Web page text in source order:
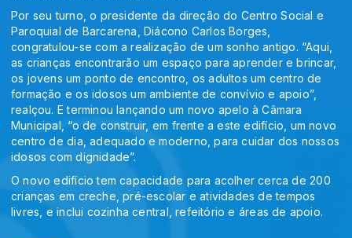
Por seu turno, o presidente da direção do Centro Social e
Paroquial de Barcarena, Diácono Carlos Borges,
congratulou-se com a realização de um sonho antigo. “Aqui,
as crianças encontrarão um espaço para aprender e brincar,
os jovens um ponto de encontro, os adultos um centro de
formação e os idosos um ambiente de convívio e apoio”,
realçou. E terminou lançando um novo apelo à Câmara
Municipal, “o de construir, em frente a este edifício, um novo
centro de dia, adequado e moderno, para cuidar dos nossos
idosos com dignidade”.
O novo edifício tem capacidade para acolher cerca de 200
crianças em creche, pré-escolar e atividades de tempos
livres, e inclui cozinha central, refeitório e áreas de apoio.